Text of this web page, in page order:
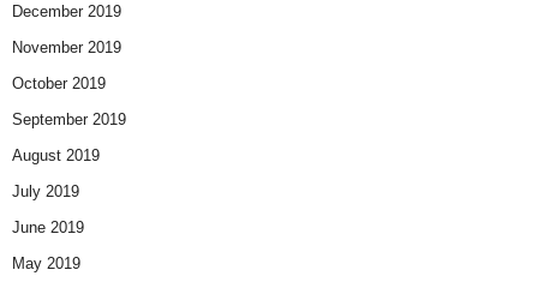
December 2019
November 2019
October 2019
September 2019
August 2019
July 2019
June 2019
May 2019